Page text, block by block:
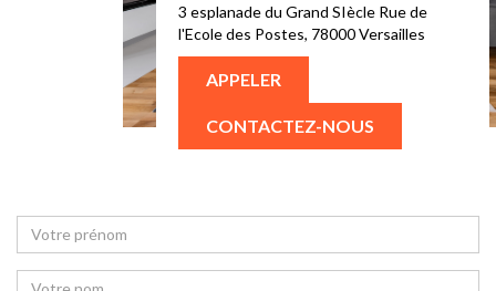
3 esplanade du Grand SIècle Rue de
l'Ecole des Postes, 78000 Versailles
APPELER
CONTACTEZ-NOUS